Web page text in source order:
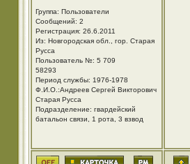
Группа: Пользователи
Сообщений: 2
Регистрация: 26.6.2011
Из: Новгородская обл., гор. Старая
Русса
Пользователь №: 5 709
58293
Период службы: 1976-1978
Ф.И.О.:Андреев Сергей Викторович
Старая Русса
Подразделение: гвардейский
батальон связи, 1 рота, 3 взвод